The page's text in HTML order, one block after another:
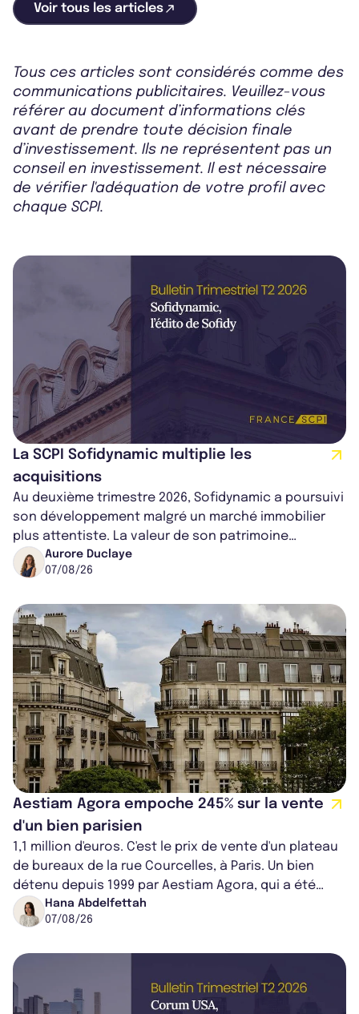
Voir tous les articles
Tous ces articles sont considérés comme des
communications publicitaires. Veuillez-vous
référer au document d’informations clés
avant de prendre toute décision finale
d’investissement. Ils ne représentent pas un
conseil en investissement. Il est nécessaire
de vérifier l'adéquation de votre profil avec
chaque SCPI.
La SCPI Sofidynamic multiplie les
acquisitions
Au deuxième trimestre 2026, Sofidynamic a poursuivi
son développement malgré un marché immobilier
plus attentiste. La valeur de son patrimoine
progresse de 3,8% à périmètre constan...
Aurore Duclaye
07/08/26
Aestiam Agora empoche 245% sur la vente
d'un bien parisien
1,1 million d'euros. C'est le prix de vente d'un plateau
de bureaux de la rue Courcelles, à Paris. Un bien
détenu depuis 1999 par Aestiam Agora, qui a été
cédé avec une plus-value...
Hana Abdelfettah
07/08/26